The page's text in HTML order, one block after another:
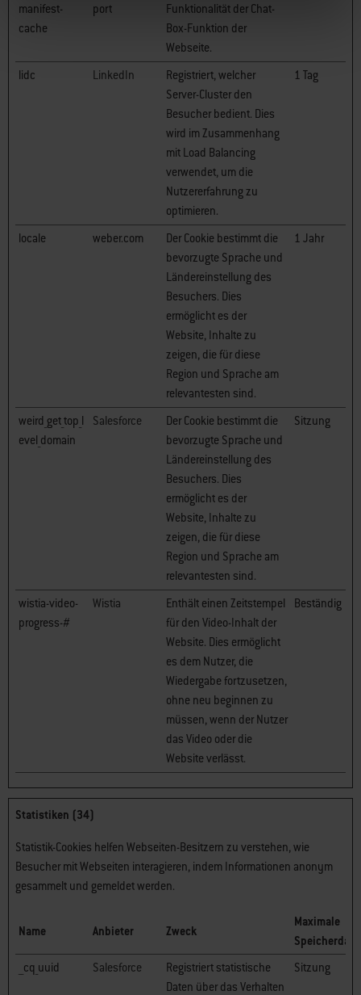
manifest-
cache
port
Funktionalität der Chat-
Box-Funktion der
Webseite.
lidc LinkedIn
Registriert, welcher
Server-Cluster den
Besucher bedient. Dies
wird im Zusammenhang
mit Load Balancing
verwendet, um die
Nutzererfahrung zu
optimieren.
1 Tag
locale weber.com
Der Cookie bestimmt die
bevorzugte Sprache und
Ländereinstellung des
Besuchers. Dies
ermöglicht es der
Website, Inhalte zu
zeigen, die für diese
Region und Sprache am
relevantesten sind.
1 Jahr
weird_get_top_l
evel_domain
Salesforce
Der Cookie bestimmt die
bevorzugte Sprache und
Ländereinstellung des
Besuchers. Dies
ermöglicht es der
Website, Inhalte zu
zeigen, die für diese
Region und Sprache am
relevantesten sind.
Sitzung
wistia-video-
progress-#
Wistia
Enthält einen Zeitstempel
für den Video-Inhalt der
Website. Dies ermöglicht
es dem Nutzer, die
Wiedergabe fortzusetzen,
ohne neu beginnen zu
müssen, wenn der Nutzer
das Video oder die
Website verlässt.
Beständig
Statistiken (34)
Statistik-Cookies helfen Webseiten-Besitzern zu verstehen, wie
Besucher mit Webseiten interagieren, indem Informationen anonym
gesammelt und gemeldet werden.
Name Anbieter Zweck
Maximale
__cq_uuid
Salesforce
Registriert statistische
Daten über das Verhalten
Sitzung